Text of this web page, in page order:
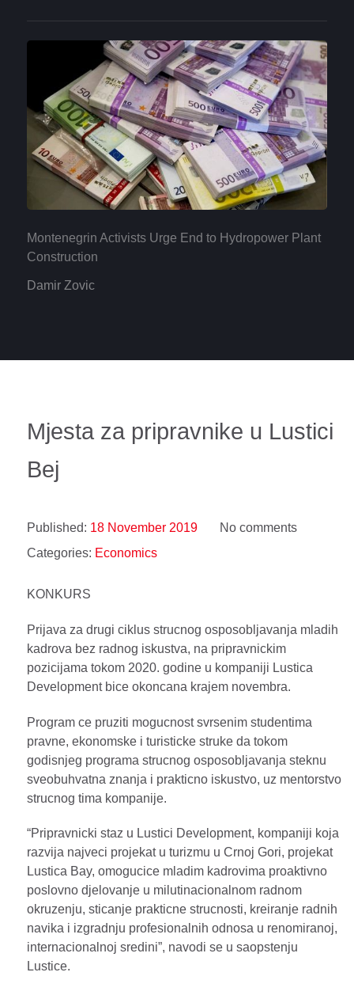
Montenegrin Activists Urge End to Hydropower Plant
Construction
Damir Zovic
Mjesta za pripravnike u Lustici
Bej
Published: 18 November 2019
No comments
Categories: Economics
KONKURS
Prijava za drugi ciklus strucnog osposobljavanja mladih
kadrova bez radnog iskustva, na pripravnickim
pozicijama tokom 2020. godine u kompaniji Lustica
Development bice okoncana krajem novembra.
Program ce pruziti mogucnost svrsenim studentima
pravne, ekonomske i turisticke struke da tokom
godisnjeg programa strucnog osposobljavanja steknu
sveobuhvatna znanja i prakticno iskustvo, uz mentorstvo
strucnog tima kompanije.
“Pripravnicki staz u Lustici Development, kompaniji koja
razvija najveci projekat u turizmu u Crnoj Gori, projekat
Lustica Bay, omogucice mladim kadrovima proaktivno
poslovno djelovanje u milutinacionalnom radnom
okruzenju, sticanje prakticne strucnosti, kreiranje radnih
navika i izgradnju profesionalnih odnosa u renomiranoj,
internacionalnoj sredini”, navodi se u saopstenju
Lustice.